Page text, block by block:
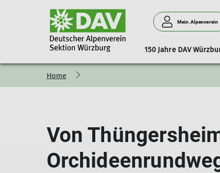
Mein.Alpenverein
150 Jahre DAV
Vorstand Beirat Ehrenamt
Sportangebote
Bergsteigen
Fit für die Berge
Klettersteig
AufgabenGruppen
Mitgliedschaft Spenden Bibliothek
Vernagthütte
Stadtmeisterschaft_2026 News Preise &
Home
Von